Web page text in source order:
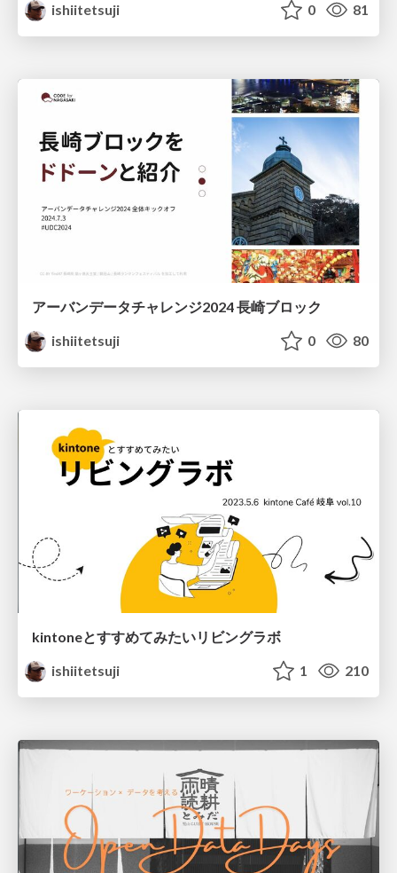
ishiitetsuji
0 81
アーバンデータチャレンジ2024 長崎ブロック
ishiitetsuji
0 80
kintoneとすすめてみたいリビングラボ
ishiitetsuji
1 210